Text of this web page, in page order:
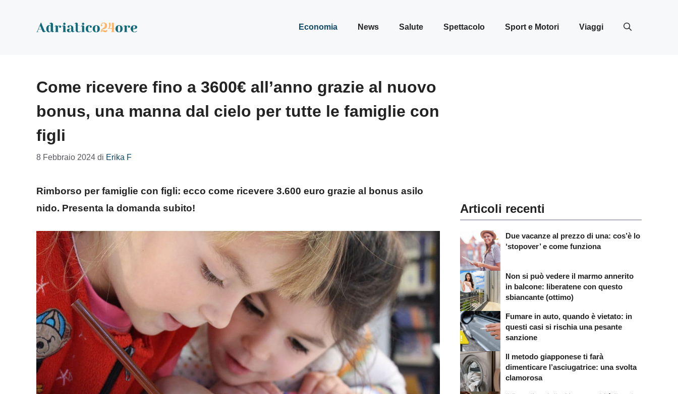
Economia News Salute Spettacolo Sport e Motori Viaggi
Come ricevere fino a 3600€ all’anno grazie al nuovo
bonus, una manna dal cielo per tutte le famiglie con
figli
8 Febbraio 2024 di Erika F
Rimborso per famiglie con figli: ecco come ricevere 3.600 euro grazie al bonus asilo
nido. Presenta la domanda subito!
Articoli recenti
Due vacanze al prezzo di una: cos’è lo
‘stopover’ e come funziona
Non si può vedere il marmo annerito
in balcone: liberatene con questo
sbiancante (ottimo)
Fumare in auto, quando è vietato: in
questi casi si rischia una pesante
sanzione
Il metodo giapponese ti farà
dimenticare l’asciugatrice: una svolta
clamorosa